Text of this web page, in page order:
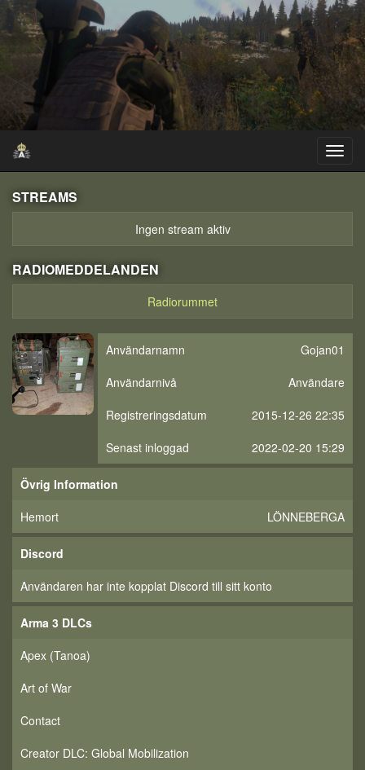
STREAMS
Ingen stream aktiv
RADIOMEDDELANDEN
Radiorummet
Användarnamn
Gojan01
Användarnivå
Användare
Registreringsdatum
2015-12-26 22:35
Senast inloggad
2022-02-20 15:29
Övrig Information
Hemort
LÖNNEBERGA
Discord
Användaren har inte kopplat Discord till sitt konto
Arma 3 DLCs
Apex (Tanoa)
Art of War
Contact
Creator DLC: Global Mobilization